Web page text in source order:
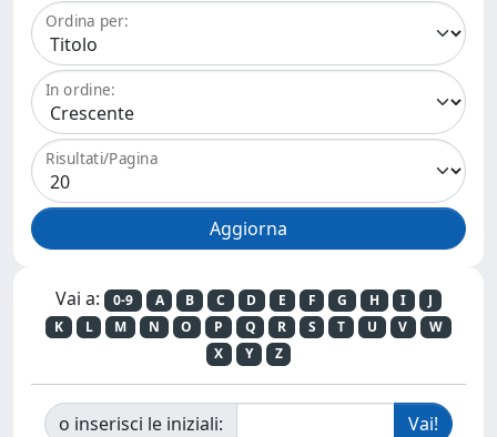
Ordina per:
In ordine:
Risultati/Pagina
Vai a: 0-9 A B C D E F G H I
J
K
L M N O P Q R S T U V
W
X
Y Z
o inserisci le iniziali: